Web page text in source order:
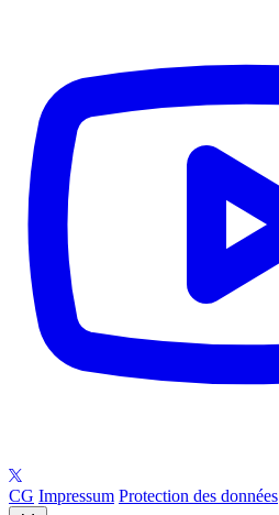
CG Impressum Protection des données